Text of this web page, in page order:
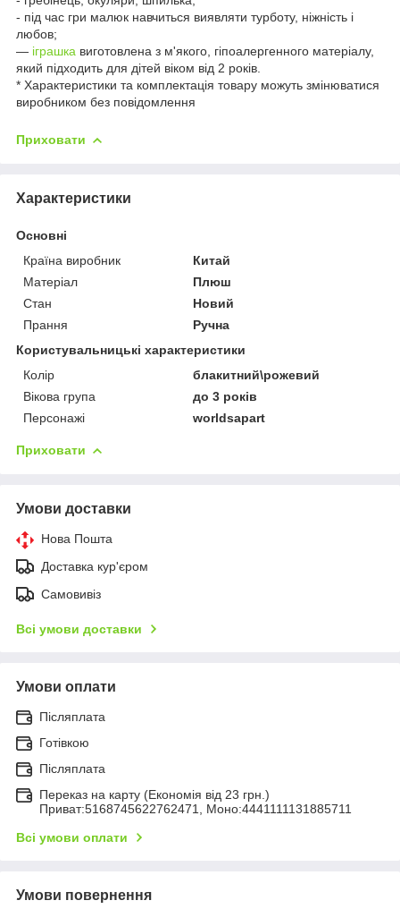
- під час гри малюк навчиться виявляти турботу, ніжність і
любов;
— іграшка виготовлена з м'якого, гіпоалергенного матеріалу,
який підходить для дітей віком від 2 років.
* Характеристики та комплектація товару можуть змінюватися
виробником без повідомлення
Приховати
Характеристики
Основні
Країна виробник
Китай
Матеріал
Плюш
Стан
Новий
Прання
Ручна
Користувальницькі характеристики
Колір
блакитний\рожевий
Вікова група
до 3 років
Персонажі
worldsapart
Приховати
Умови доставки
Нова Пошта
Доставка кур'єром
Самовивіз
Всі умови доставки
Умови оплати
Післяплата
Готівкою
Післяплата
Переказ на карту (Економія від 23 грн.)
Приват:5168745622762471, Моно:4441111131885711
Всі умови оплати
Умови повернення